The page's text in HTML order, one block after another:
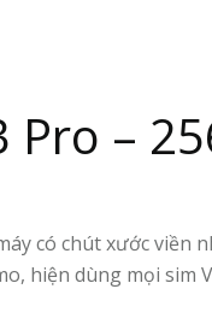
Pro –
có chút xước viền
hiện dùng mọi sim